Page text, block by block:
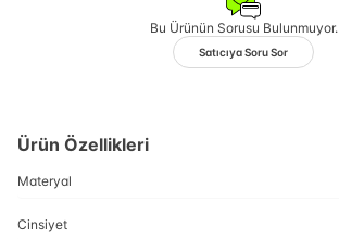
Bu Ürünün Sorusu Bulunmuyor.
Satıcıya Soru Sor
Ürün Özellikleri
Materyal
Cinsiyet